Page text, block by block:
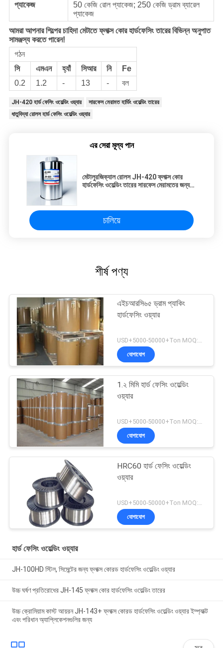
প্যাকেজ
50 কেজি রোল প্যাকেজ; 250 কেজি ড্রাম ব্যারেল
প্যাকেজ
আমরা আপনার শিল্পের চাহিদা মেটাতে ফ্লাক্স কোর হার্ডফেসিং তারের বিভিন্ন অনুপাত
সামঞ্জস্য করতে পারেন!
গঠন
সি
এমএন হ্যাঁ সিআর নি
Fe
0.2
1.2 - 13 - বল
JH-420 হার্ড ফেসিং ওয়েল্ডিং ওয়্যার
সারফেস মেরামত হার্ডিং ওয়েল্ডিং তারের
ধাতুবিদ্যা রোলস হার্ড ফেসিং ওয়েল্ডিং ওয়্যার
এর সেরা মূল্য পান
মেটালুরজিক্যাল রোলস JH-420 ফ্লাক্স কোর
হার্ডফেসিং ওয়েল্ডিং তারের সারফেস মেরামতের জন্য
চালিয়ে
শীর্ষ পণ্য
এইচআরসি৬৫ ড্রাম প্যাকিং
হার্ডফেসিং ওয়্যার
USD+5000-50000+Ton MOQ:১ টন
যোগাযোগ
1.২ মিমি হার্ড ফেসিং ওয়েল্ডিং
ওয়্যার
যোগাযোগ
HRC60 হার্ড ফেসিং ওয়েল্ডিং
ওয়্যার
যোগাযোগ
হার্ড ফেসিং ওয়েল্ডিং ওয়্যার
JH-100HD স্টিল, সিমেন্টের জন্য ফ্লাক্স কোরড হার্ডফেসিং ওয়েল্ডিং ওয়্যার
উচ্চ ঘর্ষণ প্রতিরোধের JH-145 ফ্লাক্স কোর হার্ডফেসিং ওয়েল্ডিং তারের
উচ্চ ক্রোমিয়াম কাস্ট আয়রন JH-143+ ফ্লাক্স কোরড হার্ডফেসিং ওয়েল্ডিং ওয়্যার ইম্প্যাক্ট
এবং পরিধান অ্যাপ্লিকেশনগুলির জন্য